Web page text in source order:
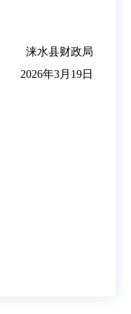
涞水县财政局
2026年3月19日